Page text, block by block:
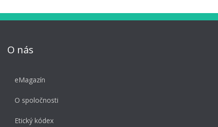
O nás
eMagazín
O spoločnosti
Etický kódex